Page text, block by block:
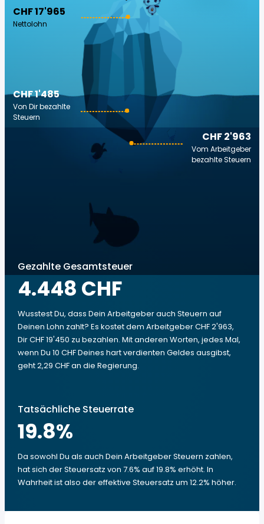
CHF 17'965
Nettolohn
CHF 2'963
Vom Arbeitgeber
bezahlte Steuern
CHF 1'485
Von Dir bezahlte
Steuern
Gezahlte Gesamtsteuer
4.448 CHF
Wusstest Du, dass Dein Arbeitgeber auch Steuern auf
Deinen Lohn zahlt? Es kostet dem Arbeitgeber CHF 2'963,
Dir CHF 19'450 zu bezahlen. Mit anderen Worten, jedes Mal,
wenn Du 10 CHF Deines hart verdienten Geldes ausgibst,
geht 2,29 CHF an die Regierung.
Tatsächliche Steuerrate
19.8%
Da sowohl Du als auch Dein Arbeitgeber Steuern zahlen,
hat sich der Steuersatz von 7.6% auf 19.8% erhöht. In
Wahrheit ist also der effektive Steuersatz um 12.2% höher.